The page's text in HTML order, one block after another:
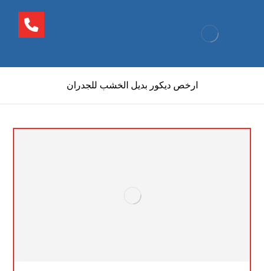
ارخص ديكور بديل الخشب للجدران